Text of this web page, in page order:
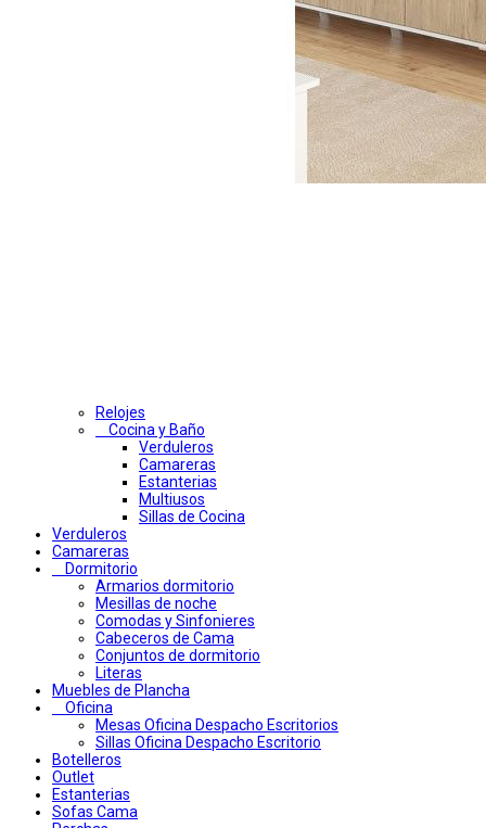
Relojes
Cocina y Baño
Verduleros
Camareras
Estanterias
Multiusos
Sillas de Cocina
Verduleros
Camareras
Dormitorio
Armarios dormitorio
Mesillas de noche
Comodas y Sinfonieres
Cabeceros de Cama
Conjuntos de dormitorio
Literas
Muebles de Plancha
Oficina
Mesas Oficina Despacho Escritorios
Sillas Oficina Despacho Escritorio
Botelleros
Outlet
Estanterias
Sofas Cama